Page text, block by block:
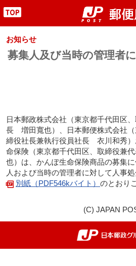
"
お知らせ
募集人及び当時の管理者
日本郵政株式会社（東京都千代田区
長 増田寬也）、日本郵便株式会社（
締役社長兼執行役員社長 衣川和秀）
命保険（東京都千代田区、取締役兼
也）は、かんぽ生命保険商品の募集
人および当時の管理者に対して人事
別紙（PDF546kバイト） のとおり
(C) JAPAN